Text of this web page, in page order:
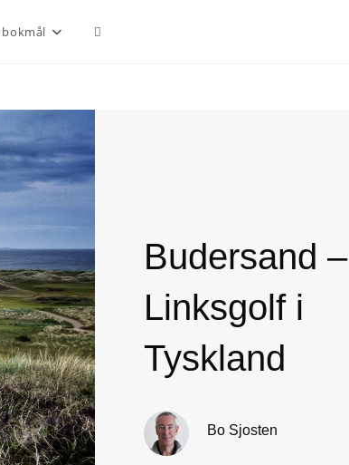
Budersand –
Linksgolf i
Tyskland
Bo Sjosten